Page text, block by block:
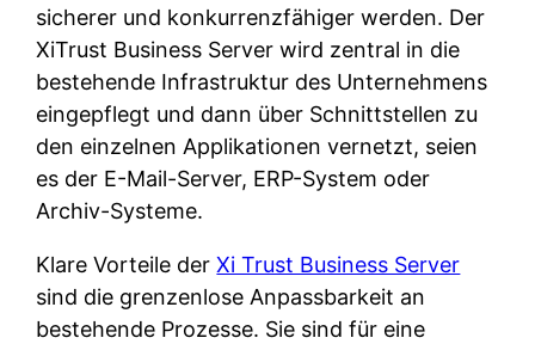
sicherer und konkurrenzfähiger werden. Der
XiTrust Business Server wird zentral in die
bestehende Infrastruktur des Unternehmens
eingepflegt und dann über Schnittstellen zu
den einzelnen Applikationen vernetzt, seien
es der E-Mail-Server, ERP-System oder
Archiv-Systeme.
Klare Vorteile derXi Trust Business Server
sind die grenzenlose Anpassbarkeit an
bestehende Prozesse. Sie sind für eine